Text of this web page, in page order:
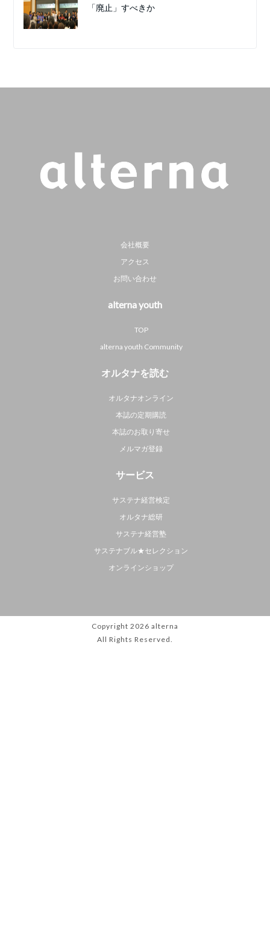
「廃止」すべきか
会社概要
アクセス
お問い合わせ
alterna youth
TOP
alterna youth Community
オルタナを読む
オルタナオンライン
本誌の定期購読
本誌のお取り寄せ
メルマガ登録
サービス
サステナ経営検定
オルタナ総研
サステナ経営塾
サステナブル★セレクション
オンラインショップ
Copyright 2026 alterna
All Rights Reserved.